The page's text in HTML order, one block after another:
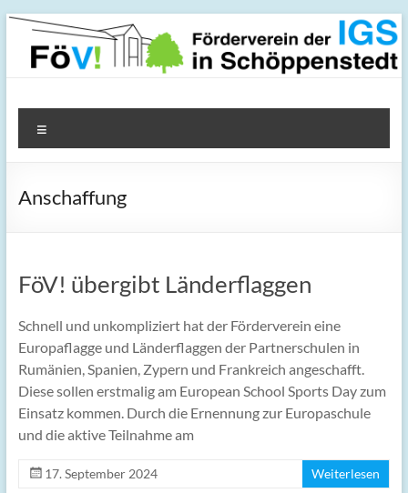
Zum
springen
FöV! – Förderverein der
IGS in Schöppenstedt
Anschaffung
FöV! übergibt Länderflaggen
Schnell und unkompliziert hat der Förderverein eine
Europaflagge und Länderflaggen der Partnerschulen in
Rumänien, Spanien, Zypern und Frankreich angeschafft.
Diese sollen erstmalig am European School Sports Day zum
Einsatz kommen. Durch die Ernennung zur Europaschule
und die aktive Teilnahme am
17. September 2024 Weiterlesen